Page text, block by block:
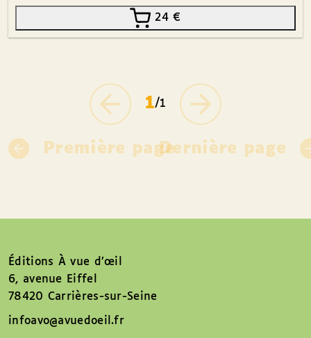
24€
Première page
1/1
Dernière page
Éditions À vue d’œil
6, avenue Eiffel
78420 Carrières-sur-Seine
infoavo@avuedoeil.fr